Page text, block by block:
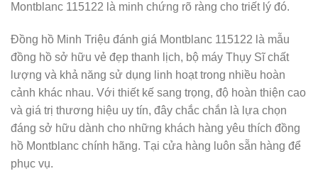
Montblanc 115122 là minh chứng rõ ràng cho triết lý đó.
Đồng hồ Minh Triệu đánh giá Montblanc 115122 là mẫu
đồng hồ sở hữu vẻ đẹp thanh lịch, bộ máy Thụy Sĩ chất
lượng và khả năng sử dụng linh hoạt trong nhiều hoàn
cảnh khác nhau. Với thiết kế sang trọng, độ hoàn thiện cao
và giá trị thương hiệu uy tín, đây chắc chắn là lựa chọn
đáng sở hữu dành cho những khách hàng yêu thích đồng
hồ Montblanc chính hãng. Tại cửa hàng luôn sẵn hàng để
phục vụ.